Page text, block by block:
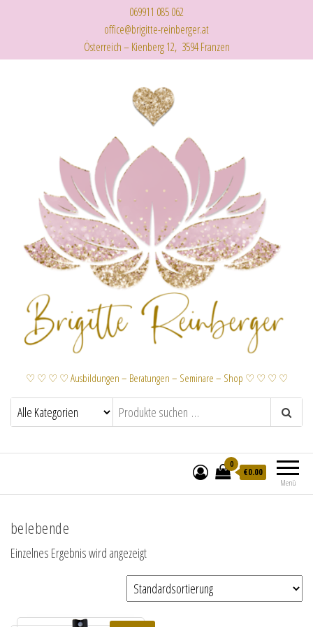
069911 085 062
office@brigitte-reinberger.at
Österreich – Kienberg 12, 3594 Franzen
♡ ♡ ♡ ♡ Ausbildungen – Beratungen – Seminare – Shop ♡ ♡ ♡ ♡
Menü
0
€0.00
belebende
Einzelnes Ergebnis wird angezeigt